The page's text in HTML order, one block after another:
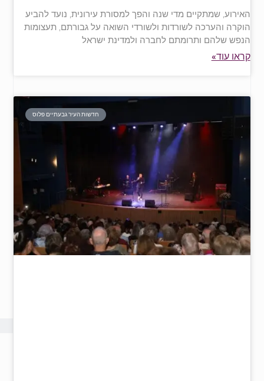
האירוע, שמתקיים מדי שנה והפך למסורת עירונית, נועד להביע
הוקרה והערכה לשורדות ולשורדי השואה על גבורתם, תעצומות
הנפש שלהם ותרומתם לחברה ולמדינת ישראל
קראו עוד»
חדשות העיר גבעתיים פלוס